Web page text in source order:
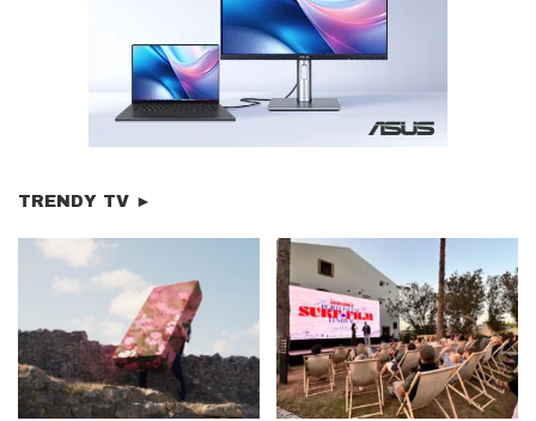
TRENDY TV ►